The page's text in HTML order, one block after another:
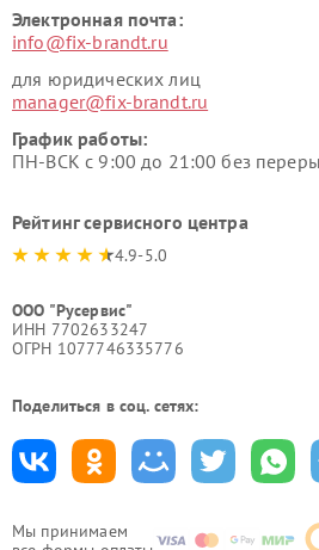
Мы принимаем
Электронная почта:
info@fix-brandt.ru
для юридических лиц
manager@fix-brandt.ru
График работы:
ПН-ВСК с 9:00 до 21:00 без
Рейтинг сервисного центра
4.9-5.0
ООО "Русервис"
ИНН 7702633247
ОГРН 1077746335776
Поделиться в соц. сетях: